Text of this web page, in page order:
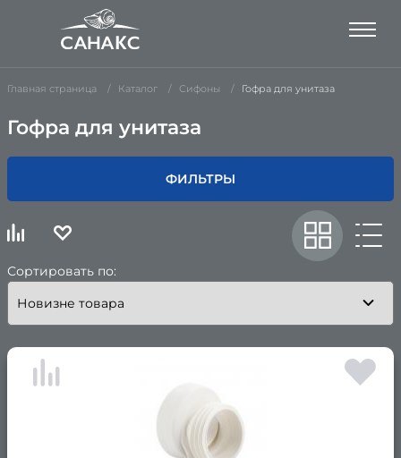
Главная страница Каталог Сифоны Гофра для унитаза
Гофра для унитаза
ФИЛЬТРЫ
Сортировать по: